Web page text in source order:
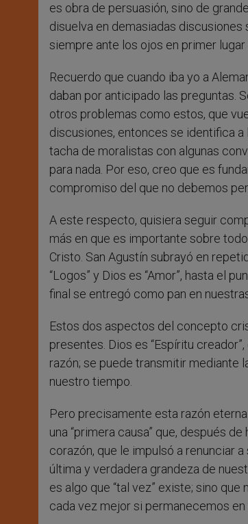
es obra de persuasión, sino de
disuelva en demasiadas
siempre ante los ojos en primer lugar
Recuerdo que cuando iba yo a
daban por anticipado las preguntas.
otros problemas como estos, que
discusiones, entonces se identifica
tacha de moralistas con algunas
para nada. Por eso, creo que es
compromiso del que no debemos
A este respecto, quisiera seguir
más en que es importante sobre
Cristo. San Agustín subrayó en
“Logos” y Dios es “Amor”, hasta el
final se entregó como pan en
Estos dos aspectos del concepto
presentes. Dios es “Espíritu
razón; se puede transmitir mediante
nuestro tiempo.
Pero precisamente esta razón
una “primera causa” que, después
corazón, que le impulsó a renunciar
última y verdadera grandeza de
es algo que “tal vez” existe; sino
cada vez mejor si permanecemos en